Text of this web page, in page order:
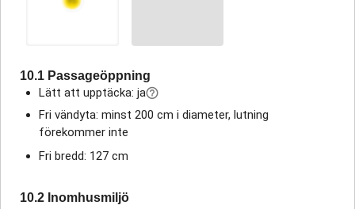
10.1 Passageöppning
Lätt att upptäcka: ja
Fri vändyta: minst 200 cm i diameter, lutning
förekommer inte
Fri bredd: 127 cm
10.2 Inomhusmiljö